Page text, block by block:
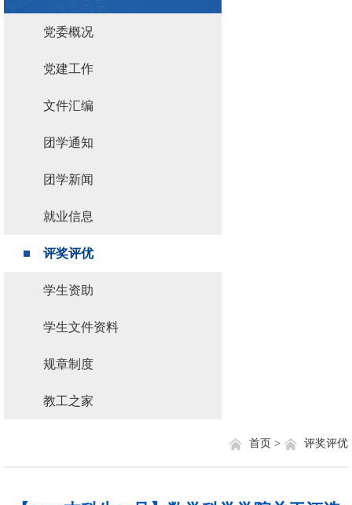
党委概况
党建工作
文件汇编
团学通知
团学新闻
就业信息
评奖评优
学生资助
学生文件资料
规章制度
教工之家
评奖评优
首页 >